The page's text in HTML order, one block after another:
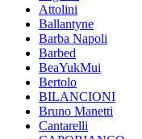
Attolini
Ballantyne
Barba Napoli
Barbed
BeaYukMui
Bertolo
BILANCIONI
Bruno Manetti
Cantarelli